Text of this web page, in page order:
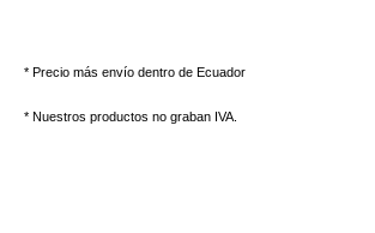
* Precio más envío dentro de Ecuador
* Nuestros productos no graban IVA.